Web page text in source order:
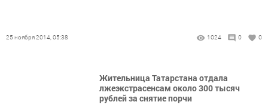
25 ноября 2014, 05:38 1024 0 0
Жительница Татарстана отдала
лжеэкстрасенсам около 300 тысяч
рублей за снятие порчи